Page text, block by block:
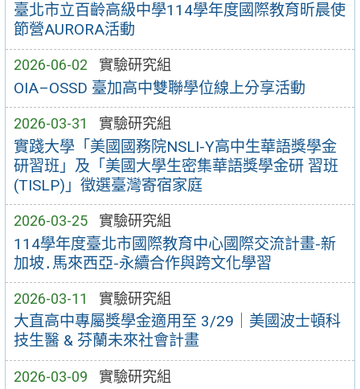
臺北市立百齡高級中學114學年度國際教育昕晨使
節營AURORA活動
2026-06-02 實驗研究組
OIA–OSSD 臺加高中雙聯學位線上分享活動
2026-03-31 實驗研究組
實踐大學「美國國務院NSLI-Y高中生華語獎學金
研習班」及「美國大學生密集華語獎學金研 習班
(TISLP)」徵選臺灣寄宿家庭
2026-03-25 實驗研究組
114學年度臺北市國際教育中心國際交流計畫-新
加坡․馬來西亞-永續合作與跨文化學習
2026-03-11 實驗研究組
大直高中專屬獎學金適用至 3/29｜美國波士頓科
技生醫 & 芬蘭未來社會計畫
2026-03-09 實驗研究組